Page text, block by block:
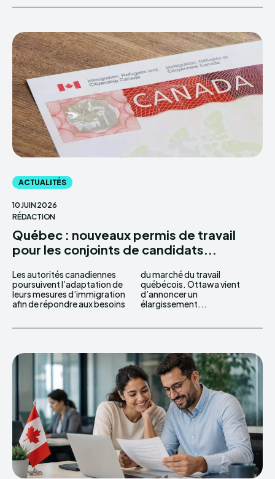
ACTUALITÉS
10 JUIN 2026
RÉDACTION
Québec : nouveaux permis de travail
pour les conjoints de candidats...
Les autorités canadiennes
poursuivent l’adaptation de
leurs mesures d’immigration
afin de répondre aux besoins
du marché du travail
québécois. Ottawa vient
d’annoncer un
élargissement...